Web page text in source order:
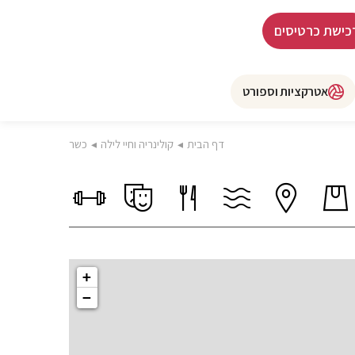
כרטיסים
אטרקציות וספורט
דף הבית ◂ קולינריה וחיי לילה ◂ כשר
+
−